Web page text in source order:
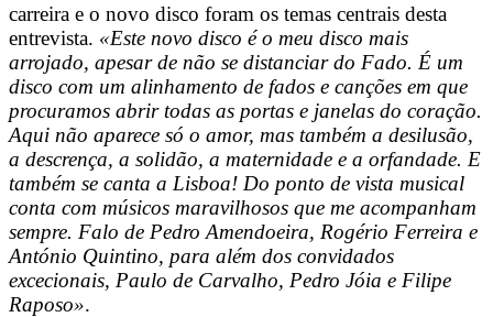
carreira e o novo disco foram os temas centrais desta
entrevista. «Este novo disco é o meu disco mais
arrojado, apesar de não se distanciar do Fado. É um
disco com um alinhamento de fados e canções em que
procuramos abrir todas as portas e janelas do coração.
Aqui não aparece só o amor, mas também a desilusão,
a descrença, a solidão, a maternidade e a orfandade. E
também se canta a Lisboa! Do ponto de vista musical
conta com músicos maravilhosos que me acompanham
sempre. Falo de Pedro Amendoeira, Rogério Ferreira e
António Quintino, para além dos convidados
excecionais, Paulo de Carvalho, Pedro Jóia e Filipe
Raposo».